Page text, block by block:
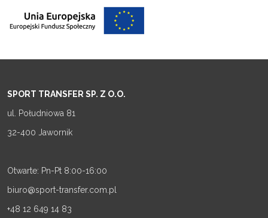
SPORT TRANSFER SP. Z O.O.
ul. Południowa 81
32-400 Jawornik
Otwarte: Pn-Pt 8:00-16:00
biuro@sport-transfer.com.pl
+48 12 649 14 83